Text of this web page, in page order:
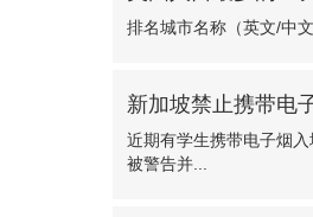
排名城市名称（英文/中文
新加坡禁止携带电
近期有学生携带电子烟入
被警告并...